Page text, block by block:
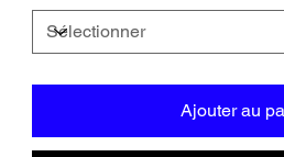
Ajouter au